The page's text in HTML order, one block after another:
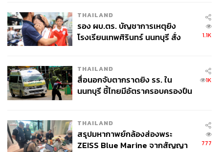
THAILAND
รอง ผบ.ตร. บัญชาการเหตุยิง
โรงเรียนเทพศิรินทร์ นนทบุรี สั่ง
1.1K
THAILAND
สื่อนอกจับตากราดยิง รร. ใน
นนทบุรี ชี้ไทยมีอัตราครอบครองปืน
1K
THAILAND
สรุปมหากาพย์กล้องส่องพระ
ZEISS Blue Marine จากสัญญา
777